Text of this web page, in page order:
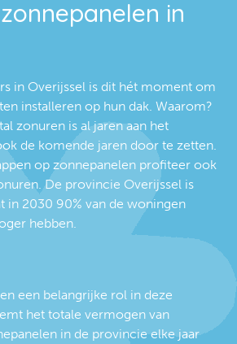
in
in Overijssel is dit hét moment om
installeren op hun dak. Waarom?
zonuren is al jaren aan het
de komende jaren door te zetten.
op zonnepanelen profiteer ook
De provincie Overijssel is
in 2030 90% van de woningen
hebben.
een belangrijke rol in deze
het totale vermogen van
in de provincie elke jaar